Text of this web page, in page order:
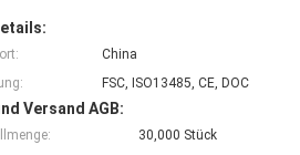
China
FSC, ISO13485, CE, DOC
Versand AGB:
30,000 Stück